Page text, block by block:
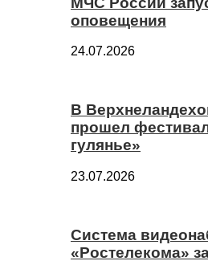
оповещения
24.07.2026
В
прошел
гулянье»
23.07.2026
Система
«Ростелекома»